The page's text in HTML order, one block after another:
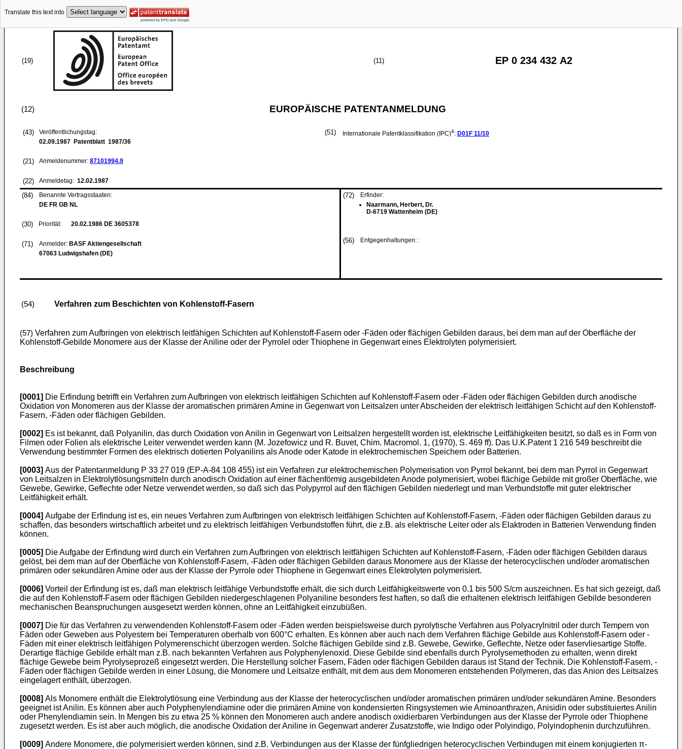
Translate this text into
(19) (11) EP 0 234 432 A2
(12) EUROPÄISCHE PATENTANMELDUNG
(43)
Veröffentlichungstag:
02.09.1987 Patentblatt 1987/36
(21) Anmeldenummer: 87101994.9
(22) Anmeldetag: 12.02.1987
(51) Internationale Patentklassifikation (IPC)4: D01F 11/10
(84)
Benannte Vertragsstaaten:
DE FR GB NL
(30) Priorität: 20.02.1986 DE 3605378
(71) Anmelder: BASF Aktiengesellschaft
67063 Ludwigshafen (DE)
(72)
Erfinder:
Naarmann, Herbert, Dr.
D-6719 Wattenheim (DE)
(56) Entgegenhaltungen: :
(54) Verfahren zum Beschichten von Kohlenstoff-Fasern
(57) Verfahren zum Aufbringen von elektrisch leitfähigen Schichten auf Kohlen­stoff-Fasern oder -Fäden oder flächigen Gebilden daraus, bei dem man auf der Oberfläche der
Kohlenstoff-Gebilde Monomere aus der Klasse der Aniline oder der Pyrrolel oder Thiophene in Gegenwart eines Elektrolyten polymerisiert.
Beschreibung
[0001] Die Erfindung betrifft ein Verfahren zum Aufbringen von elektrisch leit­fähigen Schichten auf Kohlenstoff-Fasern oder -Fäden oder flächigen Ge­bilden durch anodische
Oxidation von Monomeren aus der Klasse der aroma­tischen primären Amine in Gegenwart von Leitsalzen unter Abscheiden der elektrisch leitfähigen Schicht auf den Kohlenstoff-
Fasern, -Fäden oder flächigen Gebilden.
[0002] Es ist bekannt, daß Polyanilin, das durch Oxidation von Anilin in Gegen­wart von Leitsalzen hergestellt worden ist, elektrische Leitfähigkeiten besitzt, so daß es in Form von
Filmen oder Folien als elektrische Leiter verwendet werden kann (M. Jozefowicz und R. Buvet, Chim. Macromol. 1, (1970), S. 469 ff). Das U.K.Patent 1 216 549 beschreibt die
Verwendung bestimmter Formen des elektrisch dotierten Polyanilins als Anode oder Katode in elektrochemischen Speichern oder Batterien.
[0003] Aus der Patentanmeldung P 33 27 019 (EP-A-84 108 455) ist ein Verfahren zur elektrochemischen Polymerisation von Pyrrol bekannt, bei dem man Pyrrol in Gegenwart
von Leitsalzen in Elektrolytlösungsmitteln durch anodisch Oxidation auf einer flächenförmig ausgebildeten Anode polymeri­siert, wobei flächige Gebilde mit großer Oberfläche, wie
Gewebe, Gewirke, Geflechte oder Netze verwendet werden, so daß sich das Polypyrrol auf den flächigen Gebilden niederlegt und man Verbundstoffe mit guter elektri­scher
Leitfähigkeit erhält.
[0004] Aufgabe der Erfindung ist es, ein neues Verfahren zum Aufbringen von elektrisch leitfähigen Schichten auf Kohlenstoff-Fasern, -Fäden oder flächigen Gebilden daraus zu
schaffen, das besonders wirtschaftlich arbeitet und zu elektrisch leitfähigen Verbundstoffen führt, die z.B. als elektrische Leiter oder als Elaktroden in Batterien Verwendung finden
können.
[0005] Die Aufgabe der Erfindung wird durch ein Verfahren zum Aufbringen von elektrisch leitfähigen Schichten auf Kohlenstoff-Fasern, -Fäden oder flächigen Gebilden daraus
gelöst, bei dem man auf der Oberfläche von Kohlenstoff-Fasern, -Fäden oder flächigen Gebilden daraus Monomere aus der Klasse der heterocyclischen und/oder aromatischen
primären oder sekundären Amine oder aus der Klasse der Pyrrole oder Thiophene in Gegen­wart eines Elektrolyten polymerisiert.
[0006] Vorteil der Erfindung ist es, daß man elektrisch leitfähige Verbundstoffe erhält, die sich durch Leitfähigkeitswerte von 0.1 bis 500 S/cm aus­zeichnen. Es hat sich gezeigt, daß
die auf den Kohlenstoff-Fasern oder flächigen Gebilden niedergeschlagenen Polyaniline besonders fest haften, so daß die erhaltenen elektrisch leitfähigen Gebilde besonderen
mechani­schen Beanspruchungen ausgesetzt werden können, ohne an Leitfähigkeit einzubüßen.
[0007] Die für das Verfahren zu verwendenden Kohlenstoff-Fasern oder -Fäden werden beispielsweise durch pyrolytische Verfahren aus Polyacrylnitril oder durch Tempern von
Fäden oder Geweben aus Polyestern bei Temperaturen oberhalb von 600°C erhalten. Es können aber auch nach dem Verfahren flächige Gebilde aus Kohlenstoff-Fasern oder -
Fäden mit einer elektrisch leitfähigen Polymerenschicht überzogen werden. Solche flächigen Gebilde sind z.B. Gewebe, Gewirke, Geflechte, Netze oder faservliesartige Stoffe.
Derartige flächige Gebilde erhält man z.B. nach bekannten Verfahren aus Polyphenylenoxid. Diese Gebilde sind ebenfalls durch Pyrolysemethoden zu erhalten, wenn direkt
flächige Gewebe beim Pyrolyseprozeß eingesetzt werden. Die Herstellung solcher Fasern, Fäden oder flächigen Gebilden daraus ist Stand der Technik. Die Kohlenstoff-Fasern, -
Fäden oder flächigen Gebilde werden in einer Lösung, die Monomere und Leitsalze enthält, mit dem aus dem Monomeren entstehenden Polymeren, das das Anion des Leitsalzes
eingelagert enthält, überzogen.
[0008] Als Monomere enthält die Elektrolytlösung eine Verbindung aus der Klasse der heterocyclischen und/oder aromatischen primären und/oder sekundären Amine. Besonders
geeignet ist Anilin. Es können aber auch Polyphenylen­diamine oder die primären Amine von kondensierten Ringsystemen wie Amino­anthrazen, Anisidin oder substituiertes Anilin
oder Phenylendiamin sein. In Mengen bis zu etwa 25 % können den Monomeren auch andere anodisch oxidierbaren Verbindungen aus der Klasse der Pyrrole oder Thiophene
zuge­setzt werden. Es ist aber auch möglich, die anodische Oxidation der Aniline in Gegenwart anderer Zusatzstoffe, wie Indigo oder Polyindigo, Polyindophenin durchzuführen.
[0009] Andere Monomere, die polymerisiert werden können, sind z.B. Verbindungen aus der Klasse der fünfgliedrigen heterocyclischen Verbindugen mit einem konjugierten π-